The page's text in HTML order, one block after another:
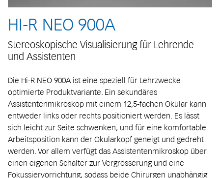
HI-R NEO 900A
Stereoskopische Visualisierung für Lehrende
und Assistenten
Die Hi-R NEO 900A ist eine speziell für Lehrzwecke
optimierte Produktvariante. Ein sekundäres
Assistentenmikroskop mit einem 12,5-fachen Okular kann
entweder links oder rechts positioniert werden. Es lässt
sich leicht zur Seite schwenken, und für eine komfortable
Arbeitsposition kann der Okularkopf geneigt und gedreht
werden. Vor allem verfügt das Assistentenmikroskop über
einen eigenen Schalter zur Vergrösserung und eine
Fokussiervorrichtung, sodass beide Chirurgen unabhängig